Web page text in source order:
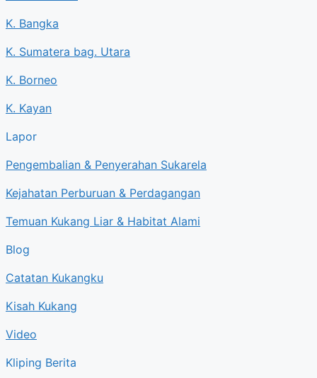
K. Bangka
K. Sumatera bag. Utara
K. Borneo
K. Kayan
Lapor
Pengembalian & Penyerahan Sukarela
Kejahatan Perburuan & Perdagangan
Temuan Kukang Liar & Habitat Alami
Blog
Catatan Kukangku
Kisah Kukang
Video
Kliping Berita